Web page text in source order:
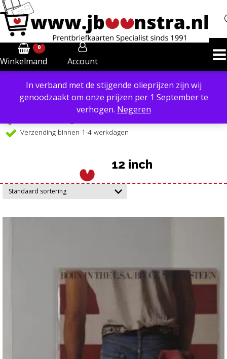
In verband met de stijgende olieprijzen zijn wij
genoodzaakt om onze prijzen per 1 September te
verhogen. Negeren
0
Winkelmand Account
Powered by Translate
Verzendkosten €6,40 in NL, €8,50 in BE
Verzending binnen 1-4 werkdagen
12 inch